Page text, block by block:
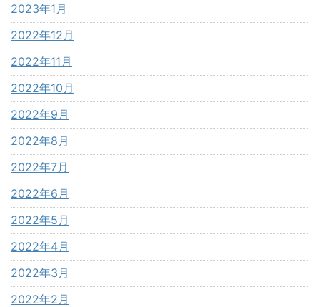
2023年1月
2022年12月
2022年11月
2022年10月
2022年9月
2022年8月
2022年7月
2022年6月
2022年5月
2022年4月
2022年3月
2022年2月